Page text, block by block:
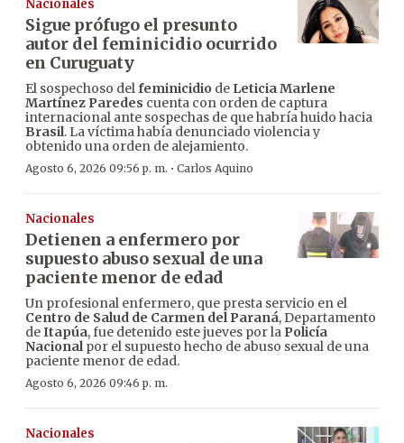
Nacionales
Sigue prófugo el presunto
autor del feminicidio ocurrido
en Curuguaty
El sospechoso delfeminicidio de Leticia Marlene
Martínez Paredes cuenta con orden de captura
internacional ante sospechas de que habría huido hacia
Brasil. La víctima había denunciado violencia y
obtenido una orden de alejamiento.
Agosto 6, 2026 09:56 p. m. · Carlos Aquino
Nacionales
Detienen a enfermero por
supuesto abuso sexual de una
paciente menor de edad
Un profesional enfermero, que presta servicio en el
Centro de Salud de Carmen del Paraná, Departamento
deItapúa, fue detenido este jueves por la Policía
Nacionalpor el supuesto hecho de abuso sexual de una
paciente menor de edad.
Agosto 6, 2026 09:46 p. m.
Nacionales